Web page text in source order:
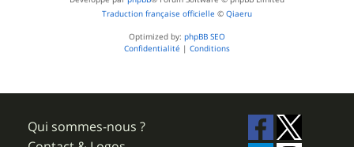
Traduction française officielle © Qiaeru
Optimized by: phpBB SEO
Confidentialité | Conditions
Qui sommes-nous ?